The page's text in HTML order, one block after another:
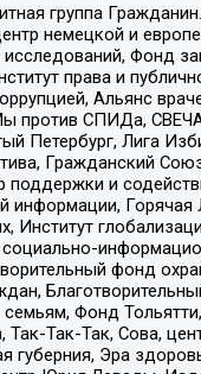
группа
немецкой и
исследований, Фонд
права и
Альянс
СПИДа, СВЕЧА,
Петербург, Лига
Гражданский
поддержки и
информации, Горячая
Институт
фонд
Фонд
Так-Так-Так, Сова,
губерния, Эра